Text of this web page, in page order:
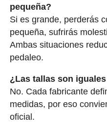
pequeña?
Si es grande, perderás
pequeña, sufrirás
Ambas situaciones
pedaleo.
¿Las tallas son
No. Cada fabricante
medidas, por eso
oficial.